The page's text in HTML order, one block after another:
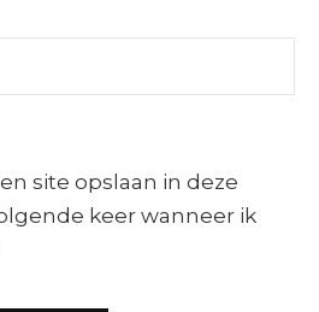
site opslaan in deze
keer wanneer ik